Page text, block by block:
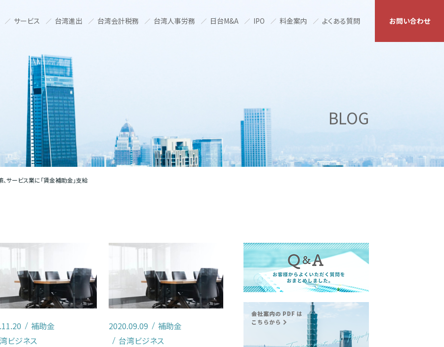
サービス 台湾進出 台湾会計税務 台湾人事労務 日台M&A IPO 料金案内 よくある質問 お問い合わせ
BLOG
サービス業に「賃金補助金」支給
補助金
ビジネス
2020.09.09
補助金
台湾ビジネス